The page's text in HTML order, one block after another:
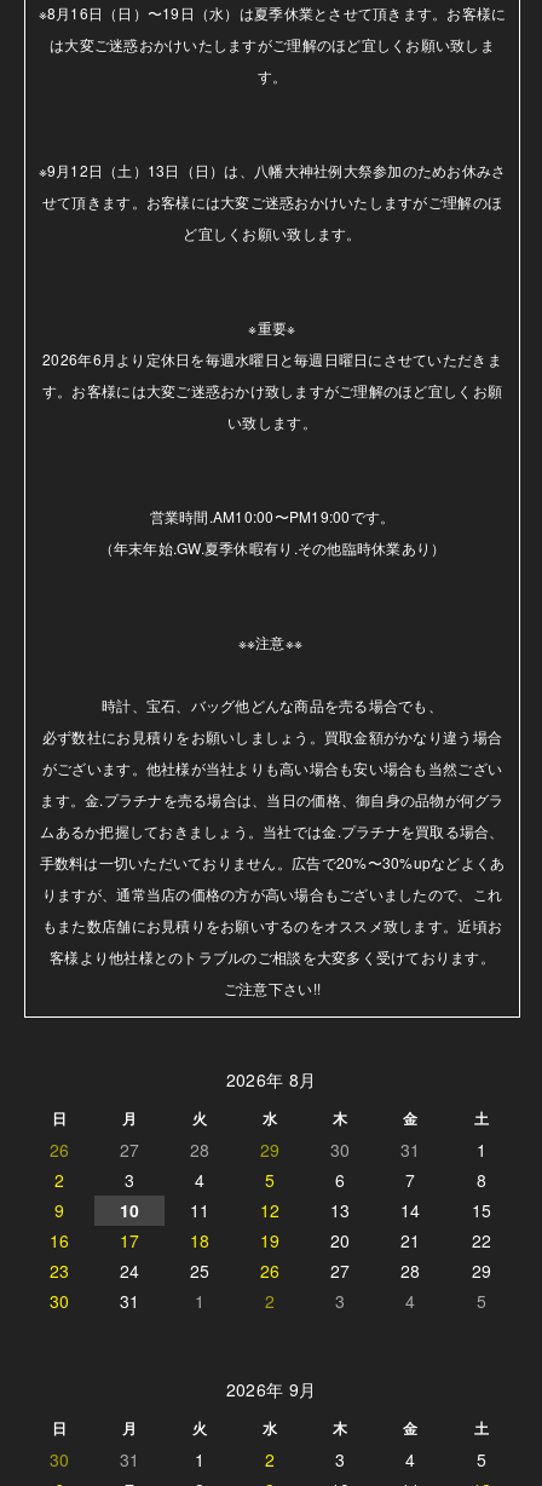
※8月16日（日）〜19日（水）は夏季休業とさせて頂きます。お客様に
は大変ご迷惑おかけいたしますがご理解のほど宜しくお願い致しま
す。
※9月12日（土）13日（日）は、八幡大神社例大祭参加のためお休みさ
せて頂きます。お客様には大変ご迷惑おかけいたしますがご理解のほ
ど宜しくお願い致します。
※重要※
2026年6月より定休日を毎週水曜日と毎週日曜日にさせていただきま
す。お客様には大変ご迷惑おかけ致しますがご理解のほど宜しくお願
い致します。
営業時間.AM10:00〜PM19:00です。
（年末年始.GW.夏季休暇有り.その他臨時休業あり）
※※注意※※
時計、宝石、バッグ他どんな商品を売る場合でも、
必ず数社にお見積りをお願いしましょう。買取金額がかなり違う場合
がございます。他社様が当社よりも高い場合も安い場合も当然ござい
ます。金.プラチナを売る場合は、当日の価格、御自身の品物が何グラ
ムあるか把握しておきましょう。当社では金.プラチナを買取る場合、
手数料は一切いただいておりません。広告で20%〜30%upなどよくあ
りますが、通常当店の価格の方が高い場合もございましたので、これ
もまた数店舗にお見積りをお願いするのをオススメ致します。近頃お
客様より他社様とのトラブルのご相談を大変多く受けております。
ご注意下さい!!
2026年 8月
日 月 火 水 木 金 土
26 27 28 29 30 31
1
2
3 4 5 6 7
8
9
10 11 12 13 14
15
16
17 18 19 20 21
22
23
24 25 26 27 28
29
30
31 1 2 3 4 5
2026年 9月
日 月 火 水 木 金 土
30 31 1 2 3 4
5